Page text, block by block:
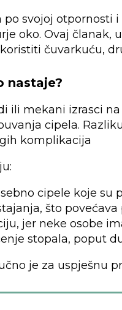
po svojoj
oko. Ovaj članak,
čuvarkuću,
nastaje?
ili mekani izrasci
cipela.
komplikacija
cipele koje su
što
jer neke osobe
stopala, poput
je za uspješnu